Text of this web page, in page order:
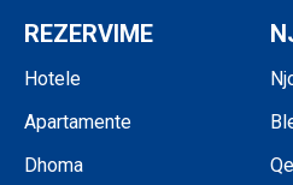
REZERVIME
Hotele
Apartamente
Dhoma